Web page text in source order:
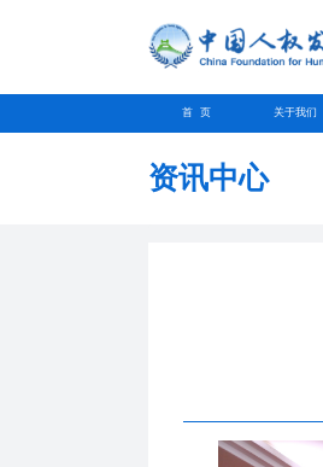
首 页 关于我们
资讯中心